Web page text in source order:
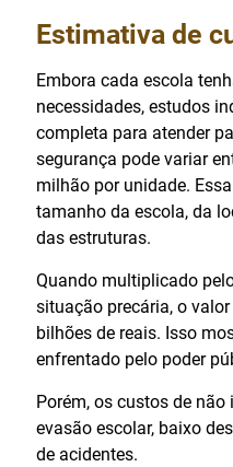
Estimativa de
Embora cada escola
necessidades, estudos
completa para atender
segurança pode variar
milhão por unidade.
tamanho da escola, da
das estruturas.
Quando multiplicado
situação precária, o
bilhões de reais. Isso
enfrentado pelo poder
Porém, os custos de
evasão escolar, baixo
de acidentes.